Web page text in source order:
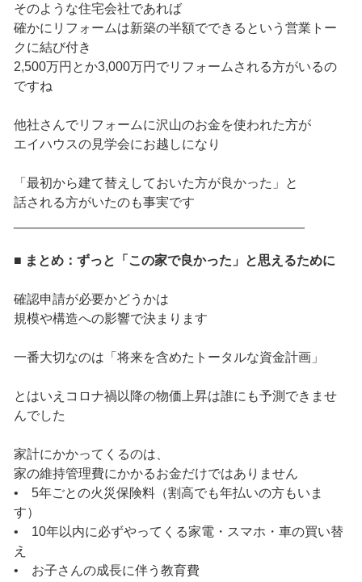
そのような住宅会社であれば
確かにリフォームは新築の半額でできるという営業トー
クに結び付き
2,500万円とか3,000万円でリフォームされる方がいるの
ですね
他社さんでリフォームに沢山のお金を使われた方が
エイハウスの見学会にお越しになり
「最初から建て替えしておいた方が良かった」と
話される方がいたのも事実です
■ まとめ：ずっと「この家で良かった」と思えるために
確認申請が必要かどうかは
規模や構造への影響で決まります
一番大切なのは「将来を含めたトータルな資金計画」
とはいえコロナ禍以降の物価上昇は誰にも予測できませ
んでした
家計にかかってくるのは、
家の維持管理費にかかるお金だけではありません
• 5年ごとの火災保険料（割高でも年払いの方もいま
す）
• 10年以内に必ずやってくる家電・スマホ・車の買い替
え
• お子さんの成長に伴う教育費